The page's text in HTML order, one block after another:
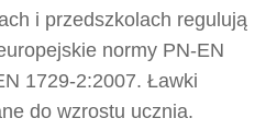
i przedszkolach regulują
normy PN-EN
1729-2:2007. Ławki
do wzrostu ucznia.